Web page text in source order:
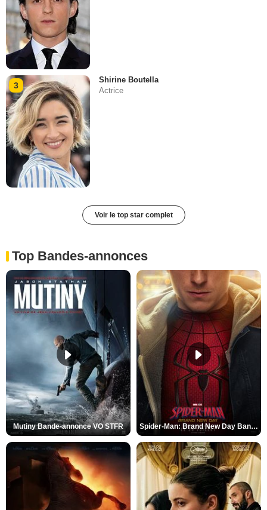
3
Shirine Boutella
Actrice
Voir le top star complet
Top Bandes-annonces
Mutiny Bande-annonce VO STFR Spider-Man: Brand New Day Bande-annonce VO STFR